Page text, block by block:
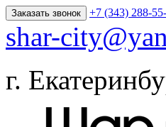
Заказать звонок +7 (343) 288-
shar-
г.